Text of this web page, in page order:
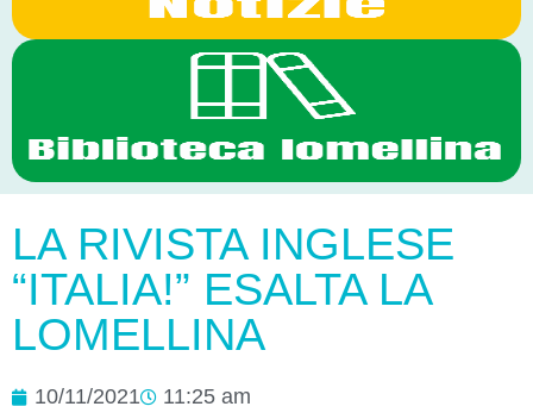
LA RIVISTA INGLESE
“ITALIA!” ESALTA LA
LOMELLINA
10/11/2021 11:25 am